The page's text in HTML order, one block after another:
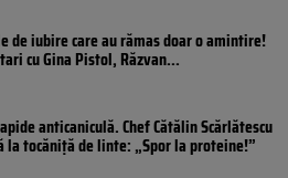
de iubire care au rămas doar o amintire!
cu Gina Pistol, Răzvan...
anticaniculă. Chef Cătălin Scărlătescu
tocăniță de linte: „Spor la proteine!”